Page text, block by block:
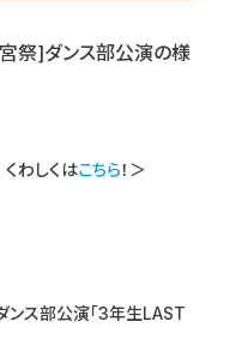
祭]ダンス部公演の様
わしくはこちら！＞
ンス部公演「3年生LAST